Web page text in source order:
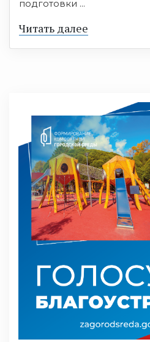
подготовки ...
Читать далее